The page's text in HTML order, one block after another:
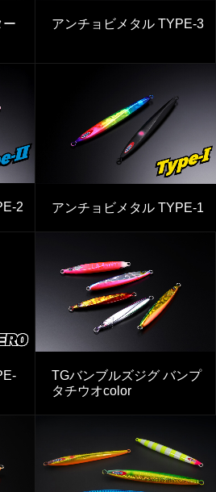
ー
アンチョビメタル TYPE-3
2 アンチョビメタル TYPE-1
TGバンブルズジグ バンプ
タチウオcolor